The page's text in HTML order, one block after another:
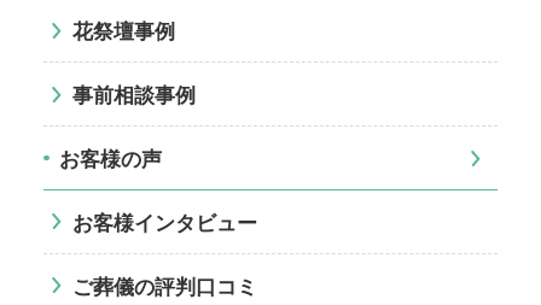
花祭壇事例
事前相談事例
お客様の声
お客様インタビュー
ご葬儀の評判口コミ